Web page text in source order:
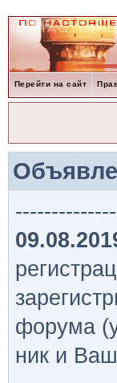
Перейти на сайт
форума
ник и